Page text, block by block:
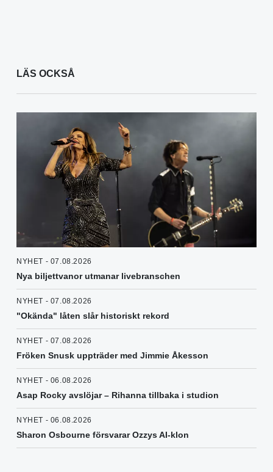
LÄS OCKSÅ
NYHET - 07.08.2026
Nya biljettvanor utmanar livebranschen
NYHET - 07.08.2026
"Okända" låten slår historiskt rekord
NYHET - 07.08.2026
Fröken Snusk uppträder med Jimmie Åkesson
NYHET - 06.08.2026
Asap Rocky avslöjar – Rihanna tillbaka i studion
NYHET - 06.08.2026
Sharon Osbourne försvarar Ozzys AI-klon